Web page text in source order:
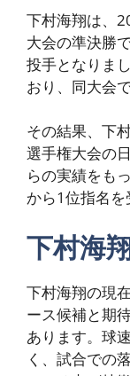
下村海翔は、
大会の準決勝
投手となりま
おり、同大会
その結果、下
選手権大会の
らの実績をも
から1位指名を
下村海
下村海翔の現
ース候補と期
あります。球
く、試合での